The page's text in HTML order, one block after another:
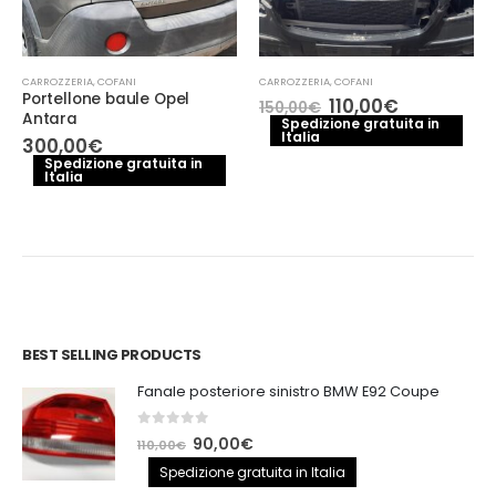
CARROZZERIA,COFANI
Portellone baule Opel
Antara
300,00€
Spedizione gratuita in
Italia
CARROZZERIA,COFANI
150,00€ Il
prezzo
originale
110,00€Il
prezzo
attuale
Spedizione gratuita in
Italia
BEST SELLING PRODUCTS
Fanale posteriore sinistro BMW E92 Coupe
out of 5
110,00€ Il
prezzo
90,00€Il
prezzo
Spedizione gratuita in Italia